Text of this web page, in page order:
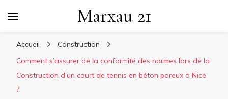
Marxau 21
Accueil
Construction
Comment s’assurer de la conformité des normes lors de la
Construction d’un court de tennis en béton poreux à Nice
?